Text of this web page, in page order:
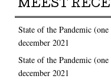
MEEST
State of the Pandemic
december 2021
State of the Pandemic
december 2021